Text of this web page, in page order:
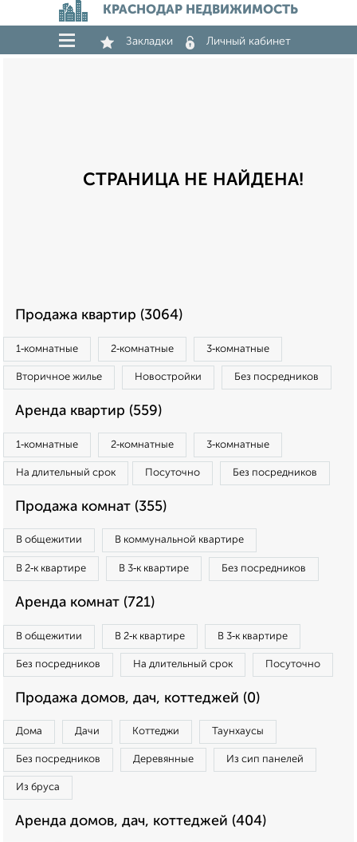
КРАСНОДАР НЕДВИЖИМОСТЬ
Закладки Личный кабинет
СТРАНИЦА НЕ НАЙДЕНА!
Продажа квартир (3064)
1‑комнатные 2‑комнатные 3‑комнатные
Вторичное жилье Новостройки Без посредников
Аренда квартир (559)
1‑комнатные 2‑комнатные 3‑комнатные
На длительный срок Посуточно Без посредников
Продажа комнат (355)
В общежитии В коммунальной квартире
В 2‑к квартире В 3‑к квартире Без посредников
Аренда комнат (721)
В общежитии В 2‑к квартире В 3‑к квартире
Без посредников На длительный срок Посуточно
Продажа домов, дач, коттеджей (0)
Дома Дачи Коттеджи Таунхаусы
Без посредников Деревянные Из сип панелей
Из бруса
Аренда домов, дач, коттеджей (404)